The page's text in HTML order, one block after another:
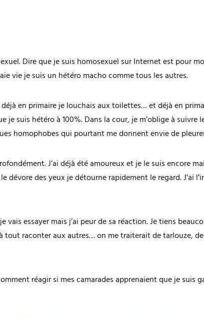
Dire que je suis homosexuel sur Internet est pour
vie je suis un hétéro macho comme tous les autres.
en primaire je louchais aux toilettes… et déjà en
suis hétéro à 100%. Dans la cour, je m’oblige à suivre
homophobes qui pourtant me donnent envie de
J’ai déjà été amoureux et je le suis encore
dévore des yeux je détourne rapidement le regard. J’ai
essayer mais j’ai peur de sa réaction. Je tiens
tout raconter aux autres… on me traiterait de tarlouze,
réagir si mes camarades apprenaient que je suis